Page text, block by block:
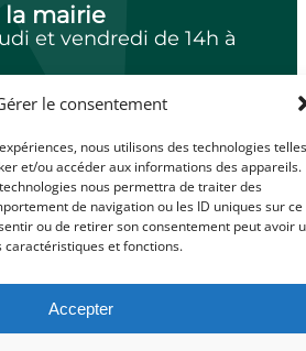
le consentement
nous utilisons des technologies telles
et/ou accéder aux informations des appareils.
nous permettra de traiter des
de navigation ou les ID uniques sur ce
ou de retirer son consentement peut avoir
et fonctions.
Accepter
mairie
et vendredi de 14h à
légales
love by